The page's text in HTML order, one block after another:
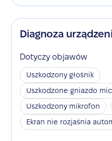
Diagnoza
Dotyczy objawów
Uszkodzony głośnik
Uszkodzone gniazdo
Uszkodzony mikrofon
Ekran nie rozjaśnia